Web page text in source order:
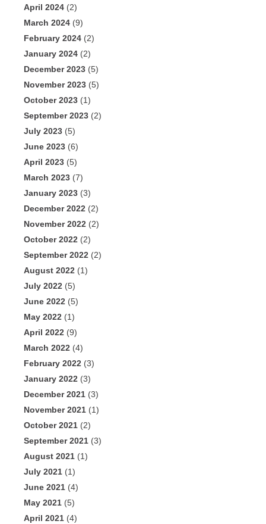
April 2024 (2)
March 2024 (9)
February 2024 (2)
January 2024 (2)
December 2023 (5)
November 2023 (5)
October 2023 (1)
September 2023 (2)
July 2023 (5)
June 2023 (6)
April 2023 (5)
March 2023 (7)
January 2023 (3)
December 2022 (2)
November 2022 (2)
October 2022 (2)
September 2022 (2)
August 2022 (1)
July 2022 (5)
June 2022 (5)
May 2022 (1)
April 2022 (9)
March 2022 (4)
February 2022 (3)
January 2022 (3)
December 2021 (3)
November 2021 (1)
October 2021 (2)
September 2021 (3)
August 2021 (1)
July 2021 (1)
June 2021 (4)
May 2021 (5)
April 2021 (4)